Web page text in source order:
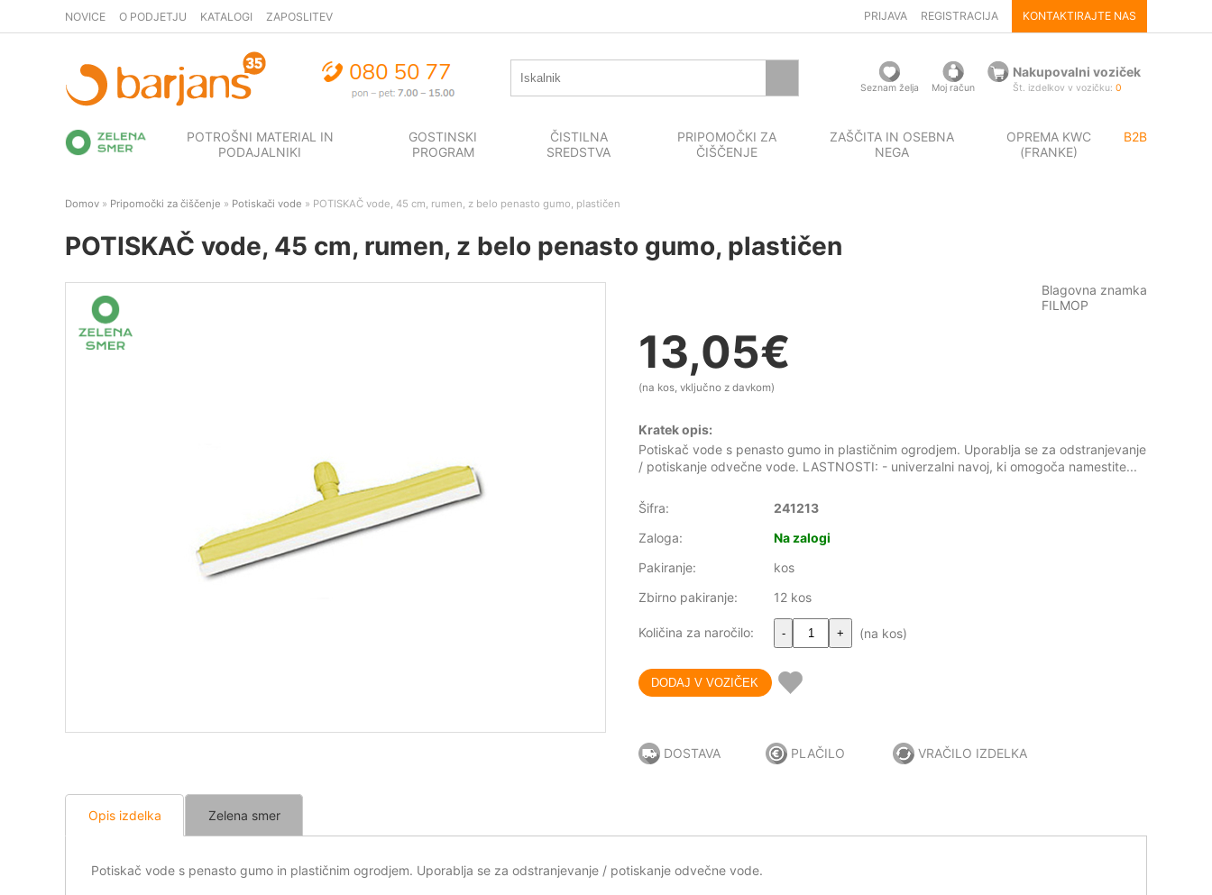
NOVICE O PODJETJU KATALOGI ZAPOSLITEV PRIJAVA REGISTRACIJA KONTAKTIRAJTE NAS
Seznam želja Moj račun
Nakupovalni voziček
Št. izdelkov v vozičku: 0
POTROŠNI MATERIAL IN
PODAJALNIKI
GOSTINSKI
PROGRAM
ČISTILNA
SREDSTVA
PRIPOMOČKI ZA
ČIŠČENJE
ZAŠČITA IN OSEBNA
NEGA
OPREMA KWC
(FRANKE)
B2B
Domov » Pripomočki za čiščenje » Potiskači vode » POTISKAČ vode, 45 cm, rumen, z belo penasto gumo, plastičen
POTISKAČ vode, 45 cm, rumen, z belo penasto gumo, plastičen
Blagovna znamka
FILMOP
13,05€
(na kos, vključno z davkom)
Kratek opis:
Potiskač vode s penasto gumo in plastičnim ogrodjem. Uporablja se za odstranjevanje
/ potiskanje odvečne vode. LASTNOSTI: - univerzalni navoj, ki omogoča namestite...
Šifra:
241213
Zaloga:
Na zalogi
Pakiranje:
kos
Zbirno pakiranje:
12 kos
Količina za naročilo: - + (na kos)
DOSTAVA PLAČILO VRAČILO IZDELKA
Opis izdelka Zelena smer
Potiskač vode s penasto gumo in plastičnim ogrodjem. Uporablja se za odstranjevanje / potiskanje odvečne vode.